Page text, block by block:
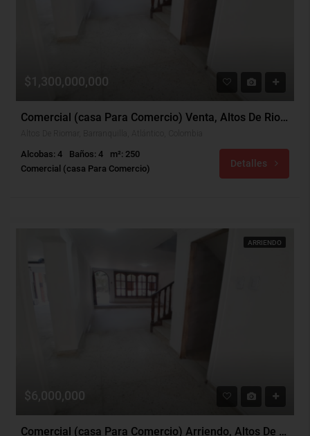
$1,300,000,000
Comercial (casa Para Comercio) Venta, Altos De Riomar, Barranquilla (32253v)
Alcobas: 4 Baños: 4
m²: 250
Comercial (casa Para Comercio)
Detalles
ARRIENDO
$6,000,000
Comercial (casa Para Comercio) Arriendo, Altos De Riomar, Barranquilla (32253)